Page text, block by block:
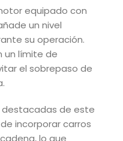
equipado con
un nivel
su operación.
un límite de
el sobrepaso de
de este
incorporar carros
lo que